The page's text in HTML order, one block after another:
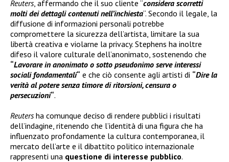
Reuters, affermando che il suo cliente “considera scorretti
molti dei dettagli contenuti nell’inchiesta“. Secondo il legale, la
diffusione di informazioni personali potrebbe
compromettere la sicurezza dell’artista, limitare la sua
libertà creativa e violarne la privacy. Stephens ha inoltre
difeso il valore culturale dell’anonimato, sostenendo che
“Lavorare in anonimato o sotto pseudonimo serve interessi
sociali fondamentali“ e che ciò consente agli artisti di “Dire la
verità al potere senza timore di ritorsioni, censura o
persecuzioni“.
Reutersha comunque deciso di rendere pubblici i risultati
dell’indagine, ritenendo che l’identità di una figura che ha
influenzato profondamente la cultura contemporanea, il
mercato dell’arte e il dibattito politico internazionale
rappresenti una questione di interesse pubblico.